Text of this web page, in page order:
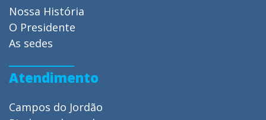
Nossa História
O Presidente
As sedes
Atendimento
Campos do Jordão